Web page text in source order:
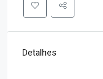
Detalhes